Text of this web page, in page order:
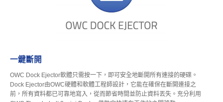
一鍵斷開
OWC Dock Ejector軟體只需按一下，即可安全地斷開所有連接的硬碟。
Dock Ejector由OWC硬體和軟體工程師設計，它能在確保在斷開連接之
前，所有資料都已可靠地寫入，從而節省時間並防止資料丟失。充分利用